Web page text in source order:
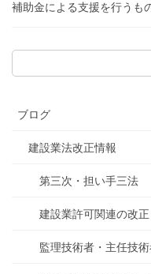
補助金による支援を行う
ブログ
建設業法改正情報
第三次・担い手三法
建設業許可関連の改正
監理技術者・主任技